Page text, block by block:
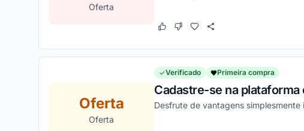
Oferta
Este cupom funcionou
Este cupom não funcionou
Oferta
Oferta
Verificado Primeira compra
Cadastre-se na
Desfrute de vantagens